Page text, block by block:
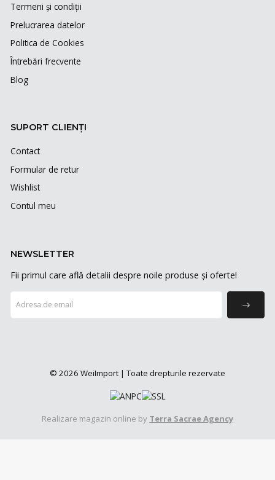
Termeni și condiții
Prelucrarea datelor
Politica de Cookies
Întrebări frecvente
Blog
SUPORT CLIENȚI
Contact
Formular de retur
Wishlist
Contul meu
NEWSLETTER
Fii primul care află detalii despre noile produse și oferte!
© 2026 WeiImport | Toate drepturile rezervate
Realizare magazin online by Terra Sacrae Agency